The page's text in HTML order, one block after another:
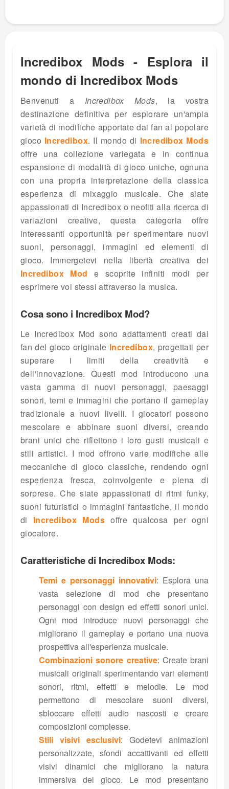
Incredibox Mods - Esplora il
mondo di Incredibox Mods
Benvenuti a Incredibox Mods, la vostra
destinazione definitiva per esplorare un'ampia
varietà di modifiche apportate dai fan al popolare
gioco Incredibox. Il mondo di Incredibox Mods
offre una collezione variegata e in continua
espansione di modalità di gioco uniche, ognuna
con una propria interpretazione della classica
esperienza di mixaggio musicale. Che siate
appassionati di Incredibox o neofiti alla ricerca di
variazioni creative, questa categoria offre
interessanti opportunità per sperimentare nuovi
suoni, personaggi, immagini ed elementi di
gioco. Immergetevi nella libertà creativa dei
Incredibox Mod e scoprite infiniti modi per
esprimere voi stessi attraverso la musica.
Cosa sono i Incredibox Mod?
Le Incredibox Mod sono adattamenti creati dai
fan del gioco originale Incredibox, progettati per
superare i limiti della creatività e
dell'innovazione. Questi mod introducono una
vasta gamma di nuovi personaggi, paesaggi
sonori, temi e immagini che portano il gameplay
tradizionale a nuovi livelli. I giocatori possono
mescolare e abbinare suoni diversi, creando
brani unici che riflettono i loro gusti musicali e
stili artistici. I mod offrono varie modifiche alle
meccaniche di gioco classiche, rendendo ogni
esperienza fresca, coinvolgente e piena di
sorprese. Che siate appassionati di ritmi funky,
suoni futuristici o immagini fantastiche, il mondo
di Incredibox Modsoffre qualcosa per ogni
giocatore.
Caratteristiche di Incredibox Mods:
Temi e personaggi innovativi: Esplora una
vasta selezione di mod che presentano
personaggi con design ed effetti sonori unici.
Ogni mod introduce nuovi personaggi che
migliorano il gameplay e portano una nuova
prospettiva all'esperienza musicale.
Combinazioni sonore creative: Create brani
musicali originali sperimentando vari elementi
sonori, ritmi, effetti e melodie. Le mod
permettono di mescolare suoni diversi,
sbloccare effetti audio nascosti e creare
composizioni complesse.
Stili visivi esclusivi: Godetevi animazioni
personalizzate, sfondi accattivanti ed effetti
visivi dinamici che migliorano la natura
immersiva del gioco. Le mod presentano